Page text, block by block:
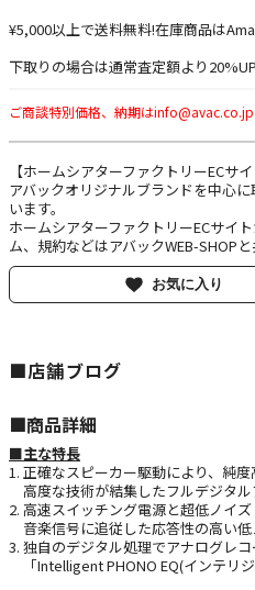
¥5,000以上で送料無料!在庫商品は
下取りの場合は通常査定額より
ご商談特別価格、納期はinfo@avac.co.jp
【ホームシアターファクトリーECサイ
アバックオリジナルブランドを中心
います。
ホームシアターファクトリーECサイ
ム、規約などはアバックWEB-SHOPと
お気に入り
■店舗ブログ
■︎商品詳細
■主な特長
1. 正確なスピーカー駆動により、純
高度な技術が結集したフルデジタル
2. 高速スイッチング電源と超低ノイズ
音楽信号に追従した応答性の高い
3. 独自のデジタル処理でアナログレ
「Intelligent PHONO EQ(インテリ